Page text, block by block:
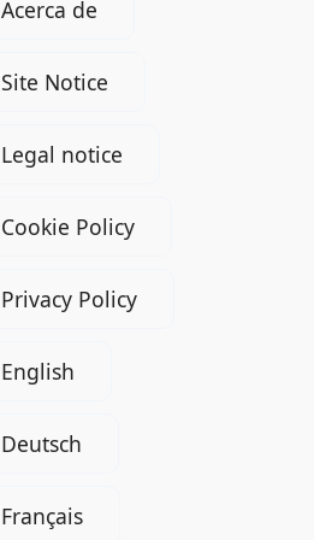
Acerca de
Site Notice
Legal notice
Cookie Policy
Privacy Policy
English
Deutsch
Français